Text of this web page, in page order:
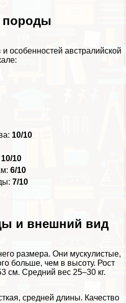
породы
особенностей австралийской
10/10
10/10
6/10
7/10
и внешний вид
размера. Они мускулистые,
больше, чем в высоту. Рост
см. Средний вес 25–30 кг.
средней длины. Качество